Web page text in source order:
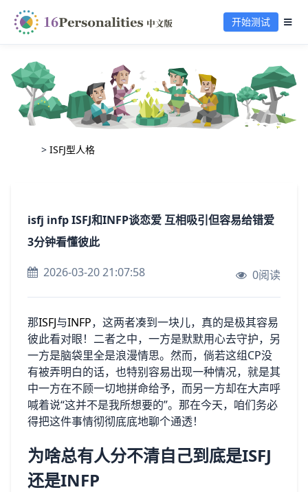
开始测试
> ISFJ型人格
isfj infp ISFJ和INFP谈恋爱 互相吸引但容易给错爱
3分钟看懂彼此
2026-03-20 21:07:58
0阅读
那ISFJ与INFP，这两者凑到一块儿，真的是极其容易
彼此看对眼！二者之中，一方是默默用心去守护，另
一方是脑袋里全是浪漫情思。然而，倘若这组CP没
有被弄明白的话，也特别容易出现一种情况，就是其
中一方在不顾一切地拼命给予，而另一方却在大声呼
喊着说“这并不是我所想要的”。那在今天，咱们务必
得把这件事情彻彻底底地聊个通透！
为啥总有人分不清自己到底是ISFJ
还是INFP